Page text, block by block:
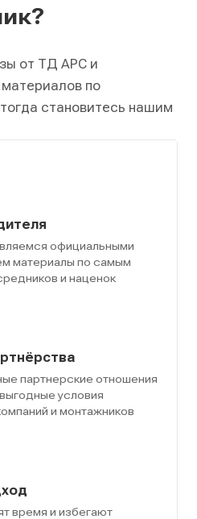
от ТД АРС и
по
становитесь нашим
официальными
материалы по самым
и наценок
партнерские отношения
условия
и монтажников
время и избегают